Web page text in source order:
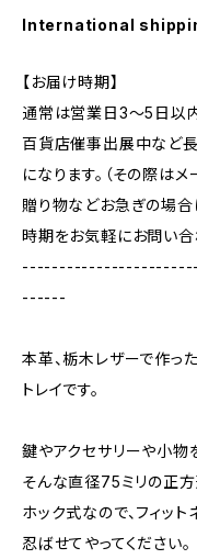
International
【お届け時期】
通常は営業日3〜5日以
百貨店催事出展中など
になります。（その際は
贈り物などお急ぎの場
時期をお気軽にお問い合
------
本革、栃木レザーで作っ
トレイです。
鍵やアクセサリーや小物
そんな直径75ミリの正方
ホック式なので、フィッ
忍ばせてやってください。